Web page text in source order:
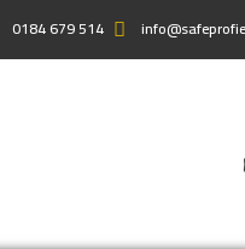
0184 679 514